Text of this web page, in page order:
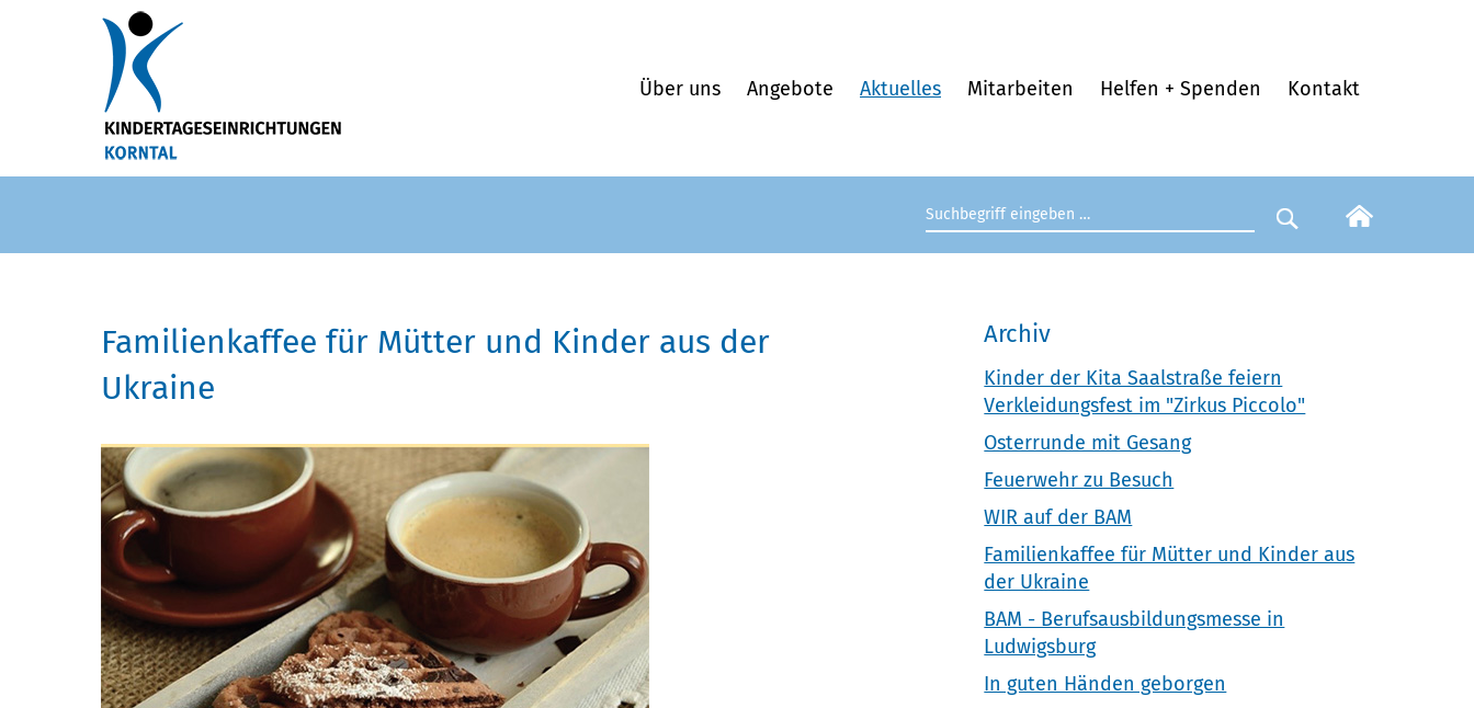
Über uns Angebote Aktuelles Mitarbeiten Helfen + Spenden Kontakt
Suchbegriff eingeben
Suche starten
Familienkaffee für Mütter und Kinder aus der
Ukraine
Archiv
Kinder der Kita Saalstraße feiern
Verkleidungsfest im "Zirkus Piccolo"
Osterrunde mit Gesang
Feuerwehr zu Besuch
WIR auf der BAM
Familienkaffee für Mütter und Kinder aus
der Ukraine
BAM - Berufsausbildungsmesse in
Ludwigsburg
In guten Händen geborgen